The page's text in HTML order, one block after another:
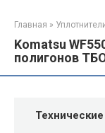
Главная »
Komatsu
полигонов